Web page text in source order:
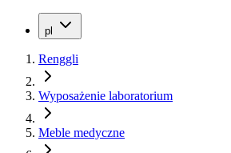
pl
Renggli
Wyposażenie laboratorium
Meble medyczne